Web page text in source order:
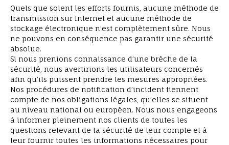
Quels que soient les efforts fournis, aucune méthode de
transmission sur Internet et aucune méthode de
stockage électronique n’est complètement sûre. Nous
ne pouvons en conséquence pas garantir une sécurité
absolue.
Si nous prenions connaissance d’une brèche de la
sécurité, nous avertirions les utilisateurs concernés
afin qu’ils puissent prendre les mesures appropriées.
Nos procédures de notification d’incident tiennent
compte de nos obligations légales, qu’elles se situent
au niveau national ou européen. Nous nous engageons
à informer pleinement nos clients de toutes les
questions relevant de la sécurité de leur compte et à
leur fournir toutes les informations nécessaires pour